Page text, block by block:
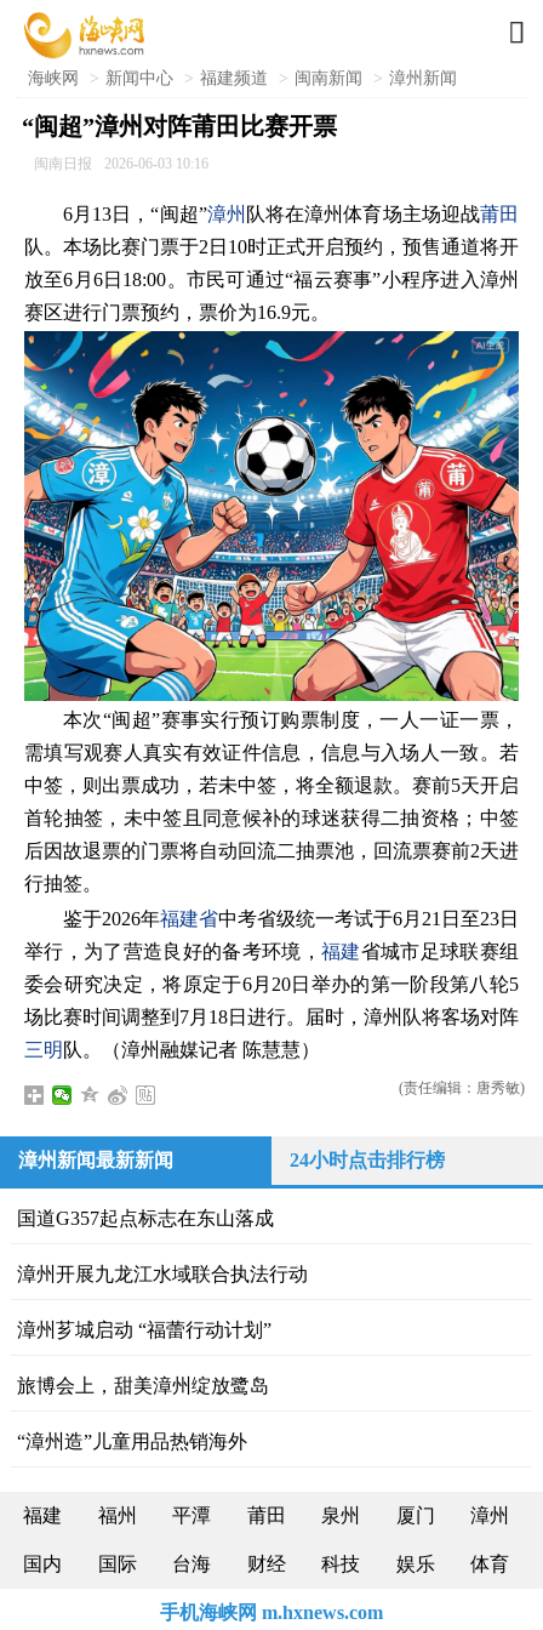

海峡网 > 新闻中心 > 福建频道 > 闽南新闻 > 漳州新闻
“闽超”漳州对阵莆田比赛开票
闽南日报 2026-06-03 10:16
6月13日，“闽超”漳州 队将在漳州体育场主场迎战莆田
队。本场比赛门票于2日10时正式开启预约，预售通道将开
放至6月6日18:00。市民可通过“福云赛事”小程序进入漳州
赛区进行门票预约，票价为16.9元。
本次“闽超”赛事实行预订购票制度，一人一证一票，
需填写观赛人真实有效证件信息，信息与入场人一致。若
中签，则出票成功，若未中签，将全额退款。赛前5天开启
首轮抽签，未中签且同意候补的球迷获得二抽资格；中签
后因故退票的门票将自动回流二抽票池，回流票赛前2天进
行抽签。
鉴于‌2026年福建省中考省级统一考试于6月21日至23日
举行，为了营造良好的备考环境， 福建省城市足球联赛组
委会研究决定，将原定于6月20日举办的第一阶段第八轮5
场比赛时间调整到7月18日进行。届时，漳州队将客场对阵
三明 队。（漳州融媒记者 陈慧慧）
(责任编辑：唐秀敏)
漳州新闻最新新闻 24小时点击排行榜
国道G357起点标志在东山落成
漳州开展九龙江水域联合执法行动
漳州芗城启动 “福蕾行动计划”
旅博会上，甜美漳州绽放鹭岛
“漳州造”儿童用品热销海外
福建 福州 平潭 莆田 泉州 厦门 漳州
国内 国际 台海 财经 科技 娱乐 体育
手机海峡网 m.hxnews.com